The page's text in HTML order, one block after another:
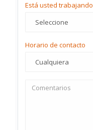
Está usted trabajando
Horario de contacto